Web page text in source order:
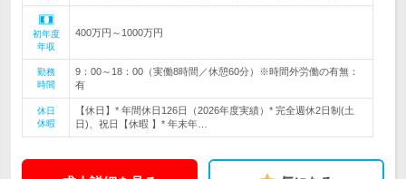
初年度
年収
400万円～1000万円
勤務
時間
9：00～18：00（実働8時間／休憩60分）※時間外労働の有無：
有
休日
休暇
【休日】* 年間休日126日（2026年度実績）* 完全週休2日制(土
日)、祝日【休暇 】* 年末年…